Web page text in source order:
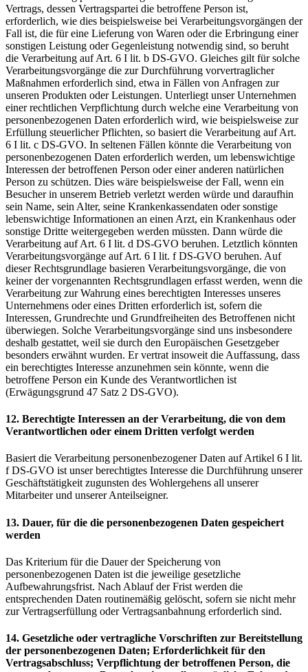
Vertrags, dessen Vertragspartei die betroffene Person ist,
erforderlich, wie dies beispielsweise bei Verarbeitungsvorgängen der
Fall ist, die für eine Lieferung von Waren oder die Erbringung einer
sonstigen Leistung oder Gegenleistung notwendig sind, so beruht
die Verarbeitung auf Art. 6 I lit. b DS-GVO. Gleiches gilt für solche
Verarbeitungsvorgänge die zur Durchführung vorvertraglicher
Maßnahmen erforderlich sind, etwa in Fällen von Anfragen zur
unseren Produkten oder Leistungen. Unterliegt unser Unternehmen
einer rechtlichen Verpflichtung durch welche eine Verarbeitung von
personenbezogenen Daten erforderlich wird, wie beispielsweise zur
Erfüllung steuerlicher Pflichten, so basiert die Verarbeitung auf Art.
6 I lit. c DS-GVO. In seltenen Fällen könnte die Verarbeitung von
personenbezogenen Daten erforderlich werden, um lebenswichtige
Interessen der betroffenen Person oder einer anderen natürlichen
Person zu schützen. Dies wäre beispielsweise der Fall, wenn ein
Besucher in unserem Betrieb verletzt werden würde und daraufhin
sein Name, sein Alter, seine Krankenkassendaten oder sonstige
lebenswichtige Informationen an einen Arzt, ein Krankenhaus oder
sonstige Dritte weitergegeben werden müssten. Dann würde die
Verarbeitung auf Art. 6 I lit. d DS-GVO beruhen. Letztlich könnten
Verarbeitungsvorgänge auf Art. 6 I lit. f DS-GVO beruhen. Auf
dieser Rechtsgrundlage basieren Verarbeitungsvorgänge, die von
keiner der vorgenannten Rechtsgrundlagen erfasst werden, wenn die
Verarbeitung zur Wahrung eines berechtigten Interesses unseres
Unternehmens oder eines Dritten erforderlich ist, sofern die
Interessen, Grundrechte und Grundfreiheiten des Betroffenen nicht
überwiegen. Solche Verarbeitungsvorgänge sind uns insbesondere
deshalb gestattet, weil sie durch den Europäischen Gesetzgeber
besonders erwähnt wurden. Er vertrat insoweit die Auffassung, dass
ein berechtigtes Interesse anzunehmen sein könnte, wenn die
betroffene Person ein Kunde des Verantwortlichen ist
(Erwägungsgrund 47 Satz 2 DS-GVO).
12. Berechtigte Interessen an der Verarbeitung, die von dem
Verantwortlichen oder einem Dritten verfolgt werden
Basiert die Verarbeitung personenbezogener Daten auf Artikel 6 I lit.
f DS-GVO ist unser berechtigtes Interesse die Durchführung unserer
Geschäftstätigkeit zugunsten des Wohlergehens all unserer
Mitarbeiter und unserer Anteilseigner.
13. Dauer, für die die personenbezogenen Daten gespeichert
werden
Das Kriterium für die Dauer der Speicherung von
personenbezogenen Daten ist die jeweilige gesetzliche
Aufbewahrungsfrist. Nach Ablauf der Frist werden die
entsprechenden Daten routinemäßig gelöscht, sofern sie nicht mehr
zur Vertragserfüllung oder Vertragsanbahnung erforderlich sind.
14. Gesetzliche oder vertragliche Vorschriften zur Bereitstellung
der personenbezogenen Daten; Erforderlichkeit für den
Vertragsabschluss; Verpflichtung der betroffenen Person, die